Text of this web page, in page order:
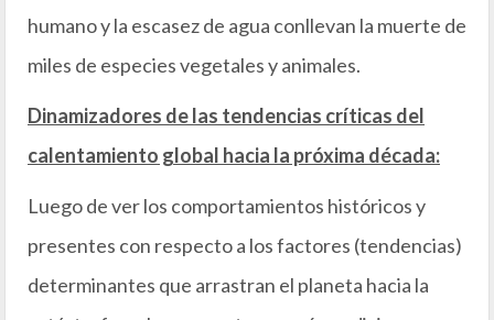
humano y la escasez de agua conllevan la muerte de
miles de especies vegetales y animales.
Dinamizadores de las tendencias críticas del
calentamiento global hacia la próxima década:
Luego de ver los comportamientos históricos y
presentes con respecto a los factores (tendencias)
determinantes que arrastran el planeta hacia la